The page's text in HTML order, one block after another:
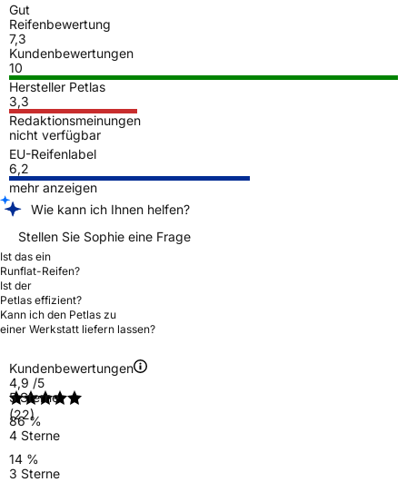
Gut
Reifenbewertung
7,3
Kundenbewertungen
10
Hersteller Petlas
3,3
Redaktionsmeinungen
nicht verfügbar
EU-Reifenlabel
6,2
mehr anzeigen
Wie kann ich Ihnen helfen?
Stellen Sie Sophie eine Frage
Ist das ein
Runflat-Reifen?
Ist der
Petlas effizient?
Kann ich den Petlas zu
einer Werkstatt liefern lassen?
Kundenbewertungen
4,9 /5
(22)
5 Sterne
86 %
4 Sterne
14 %
3 Sterne